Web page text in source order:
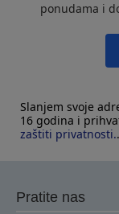
ponudama i
Slanjem svoje
16 godina i
zaštiti privatnosti..
Pratite nas